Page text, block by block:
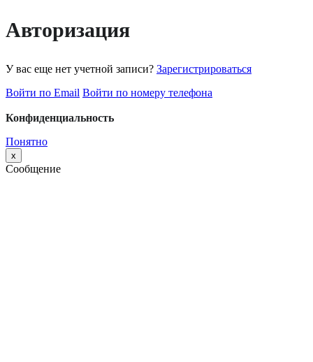
Авторизация
У вас еще нет учетной записи? Зарегистрироваться
Войти по Email Войти по номеру телефона
Конфиденциальность
Понятно
x
Сообщение